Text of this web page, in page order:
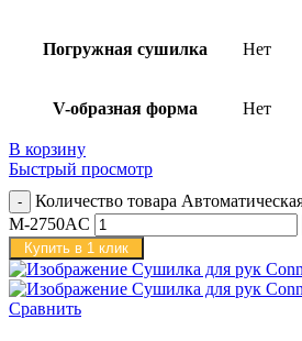
Погружная сушилка Нет
V-образная форма Нет
В корзину
Быстрый просмотр
Количество товара
M-2750AC
Купить в 1 клик
Сравнить